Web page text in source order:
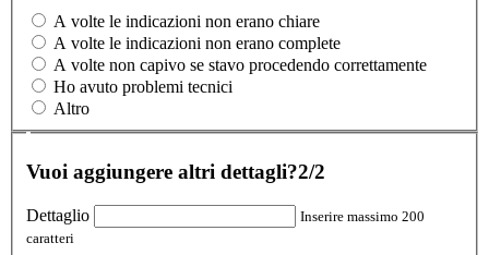
A volte le indicazioni non erano chiare
A volte le indicazioni non erano complete
A volte non capivo se stavo procedendo correttamente
Ho avuto problemi tecnici
Altro
Vuoi aggiungere altri dettagli?2/2
Dettaglio
Inserire massimo 200
caratteri